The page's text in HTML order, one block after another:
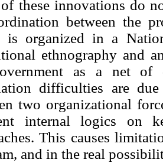
these innovations do
between the
is organized in a
ethnography and
as a net of
difficulties are
two organizational
internal logics on
This causes
and in the real